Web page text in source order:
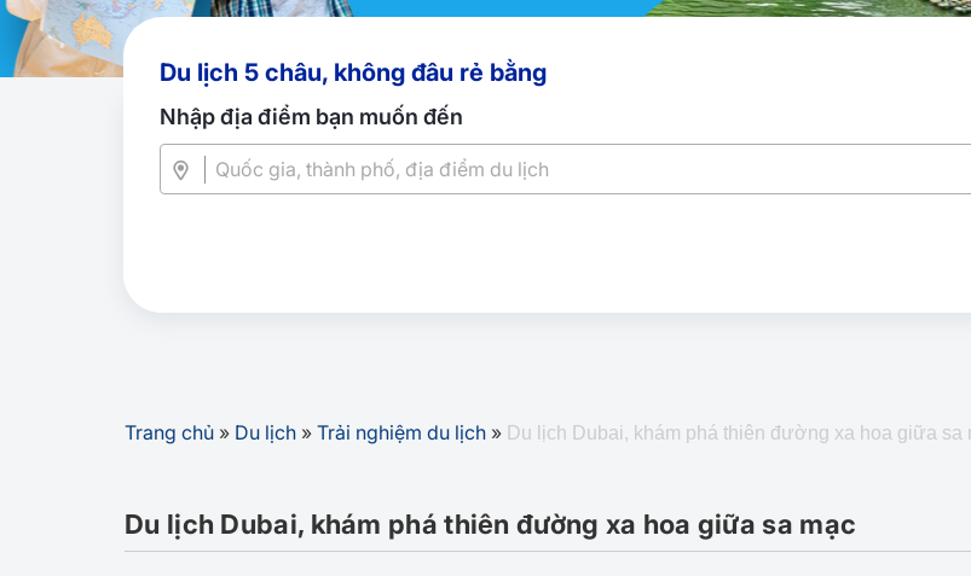
Du lịch 5 châu, không đâu rẻ bằng
Nhập địa điểm bạn muốn đến
Trang chủ » Du lịch » Trải nghiệm du lịch » Du lịch Dubai, khám phá thiên đường xa hoa giữa sa
Du lịch Dubai, khám phá thiên đường xa hoa giữa sa mạc